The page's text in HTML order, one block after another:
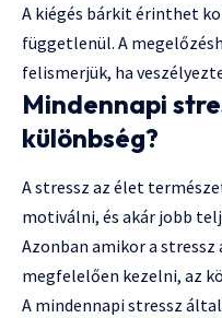
A kiégés bárkit érinthet
függetlenül. A
felismerjük, ha
Mindennapi
különbség?
A stressz az élet
motiválni, és akár jobb
Azonban amikor a
megfelelően kezelni, az
A mindennapi stressz